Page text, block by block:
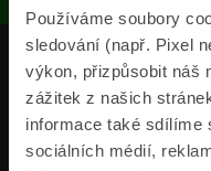
Používáme soubory
sledování (např. Pixel
výkon, přizpůsobit náš
zážitek z našich
informace také sdílíme
sociálních médií,
Produkty
Pojišťovny
Informace